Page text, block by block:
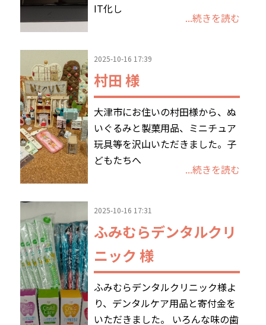
IT化し
...続きを読む
2025-10-16 17:39
村田 様
大津市にお住いの村田様から、ぬ
いぐるみと製菓用品、ミニチュア
玩具等を沢山いただきました。子
どもたちへ
...続きを読む
2025-10-16 17:31
ふみむらデンタルクリ
ニック 様
ふみむらデンタルクリニック様よ
り、デンタルケア用品と寄付金を
いただきました。 いろんな味の歯